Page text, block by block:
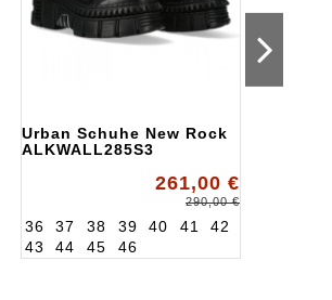
Urban Schuhe New Rock
ALKWALL285S3
261,00 €
290,00 €
36 37 38 39 40 41
42
43
44 45 46